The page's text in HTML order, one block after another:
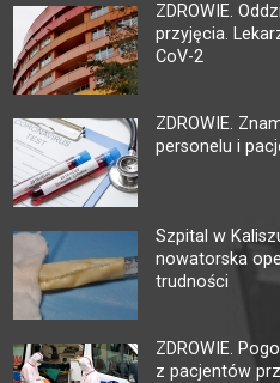
ZDROWIE.
przyjęcia.
CoV-2
ZDROWIE.
personelu i
Szpital w
nowatorska
trudności
ZDROWIE.
z pacjentów